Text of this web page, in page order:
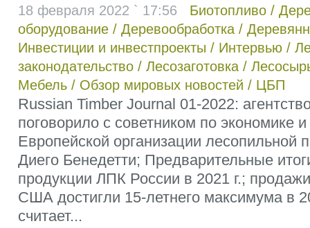
18 февраля 2022 ` 17:56 Биотопливо /
оборудование / Деревообработка /
Инвестиции и инвестпроекты / Интервью /
законодательство / Лесозаготовка /
Мебель / Обзор мировых новостей / ЦБП
Russian Timber Journal 01-2022:
поговорило с советником по экономике
Европейской организации лесопильной
Диего Бенедетти; Предварительные
продукции ЛПК России в 2021 г.;
США достигли 15-летнего максимума в
считает...